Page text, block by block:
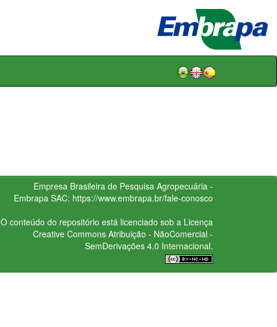
Empresa Brasileira de Pesquisa Agropecuária -
Embrapa SAC: https://www.embrapa.br/fale-conosco
O conteúdo do repositório está licenciado sob a Licença
Creative CommonsAtribuição - NãoComercial -
SemDerivações 4.0 Internacional.